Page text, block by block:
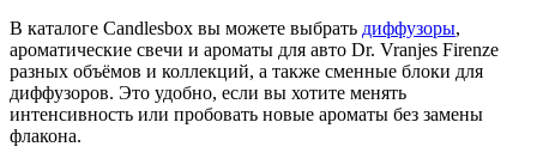
В каталоге Candlesbox вы можете выбрать диффузоры,
ароматические свечи и ароматы для авто Dr. Vranjes Firenze
разных объёмов и коллекций, а также сменные блоки для
диффузоров. Это удобно, если вы хотите менять
интенсивность или пробовать новые ароматы без замены
флакона.